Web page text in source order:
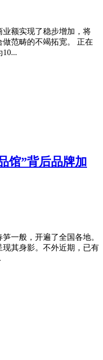
业额实现了稳步增加，将
范畴的不竭拓宽。 正在
馆”背后品牌加
一般，开遍了全国各地。
其身影。不外近期，已有